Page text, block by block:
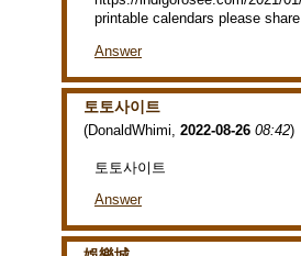
printable calendars please
Answer
토토사이트
(DonaldWhimi 2022-08-26 08:42)
토토사이트
Answer